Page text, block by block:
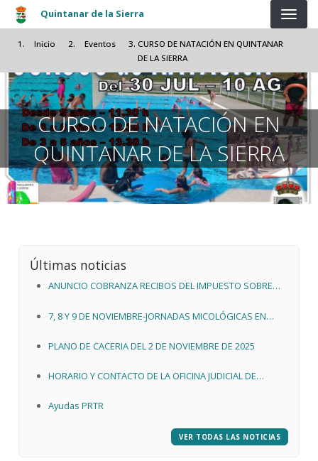
Pasar al contenido principal
Quintanar de la Sierra
Inicio Eventos
CURSO DE NATACIÓN EN QUINTANAR
DE LA SIERRA
CURSO DE NATACIÓN EN
QUINTANAR DE LA SIERRA
Últimas noticias
ANUNCIO COBRANZA RECIBOS DEL IMPUESTO SOBRE
7, 8 Y 9 DE NOVIEMBRE-JORNADAS MICOLÓGICAS EN
PLANO DE CACERIA DEL 2 DE NOVIEMBRE DE 2025
HORARIO Y CONTACTO DE LA OFICINA JUDICIAL DE
Ayudas PRTR
VER TODAS LAS NOTICIAS